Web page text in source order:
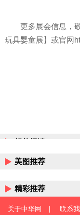
更多展会信息，
玩具婴童展】或官网
相关阅读
美图推荐
精彩推荐
关于中华网 | 联系